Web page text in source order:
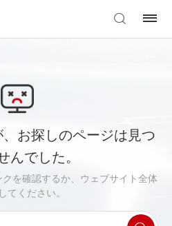
お探しのページは見つ
んでした。
を確認するか、ウェブサイト全体
てください。